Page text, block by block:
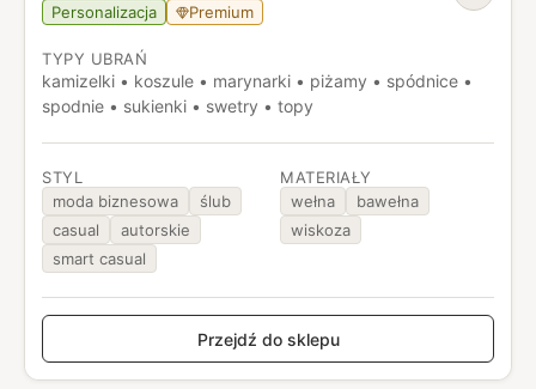
Personalizacja Premium
TYPY UBRAŃ
kamizelki • koszule • marynarki • piżamy • spódnice •
spodnie • sukienki • swetry • topy
STYL
moda biznesowa
ślub
casual
autorskie
smart casual
MATERIAŁY
wełna
bawełna
wiskoza
Przejdź do sklepu